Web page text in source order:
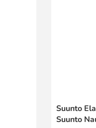
Suunto
Suunto